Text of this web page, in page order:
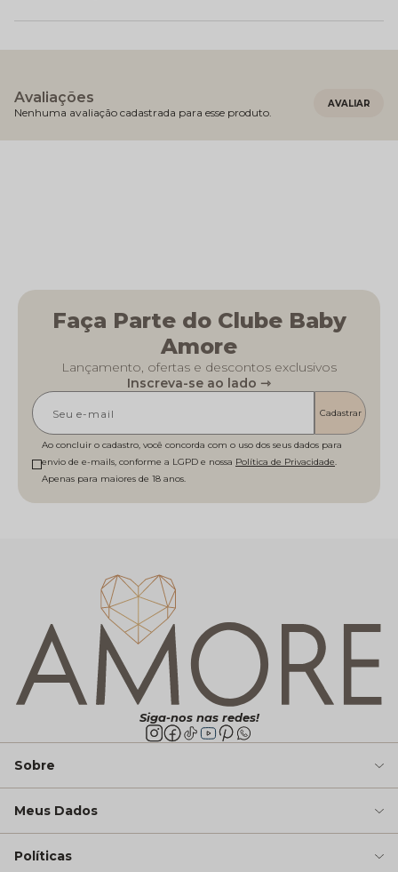
Avaliações
Nenhuma avaliação cadastrada para esse produto.
Faça Parte do Clube Baby
Amore
Lançamento, ofertas e descontos exclusivos
Inscreva-se ao lado ⇾
Cadastrar
Ao concluir o cadastro, você concorda com o uso dos seus dados para
envio de e-mails, conforme a LGPD e nossa Política de Privacidade
Siga-nos nas redes!
Sobre
Meus Dados
Políticas